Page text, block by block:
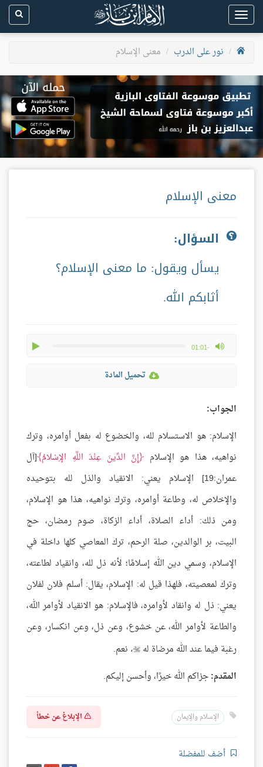
Toggle
navigation
نور على الدرب
معنى الإسلام
معنى الإسلام
السؤال:
يسأل ويقول: ما معنى الإسلام؟
أثابكم الله.
-01:01
max volume
تحميل المادة
الجواب:
الإسلام: هو الاستسلام لله، والخضوع له بفعل أوامره، وترك
نواهيه، هذا هو الإسلام
إِنَّ الدِّينَ عِنْدَ اللَّهِ الإِسْلامُ [آل
عمران:19] الإسلام يعني: الانقياد والذل لله بتوحيده
والإخلاص له، وطاعة أوامره، وترك نواهيه، هذا هو الإسلام،
ومن ذلك: أداء الصلاة، أداء الزكاة، صوم رمضان، حج
البيت، بر الوالدين، صلة الرحم، ترك المعاصي كلها داخلة في
الإسلام، وسمي دين الله إسلامًا؛ لأنه ذل لله، وانقياد لطاعته،
وترك لمعصيته، فلهذا قيل له: الإسلام، يقال: أسلم فلان لفلان
يعني: ذل له وانقاد لأوامره، فالإسلام: هو الانقياد لأوامر الله،
والطاعة لأوامر الله، عن خشوع، وعن ذل، وعن انكسار، وعن
رغبة فيما عند الله مرضاة له ،
نعم.
المقدم:جزاكم الله خيرًا، وأحسن إليكم.
الإسلام والإيمان الإبلاغ عن خطأ
أضف للمفضلة